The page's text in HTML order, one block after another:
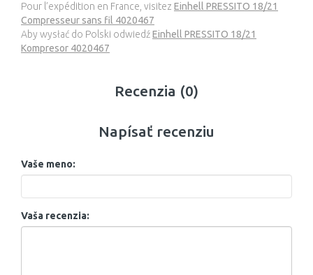
Pour l’expédition en France, visitez Einhell PRESSITO 18/21
Compresseur sans fil 4020467
Aby wysłać do Polski odwiedźEinhell PRESSITO 18/21
Kompresor 4020467
Recenzia (0)
Napísať recenziu
Vaše meno:
Vaša recenzia: